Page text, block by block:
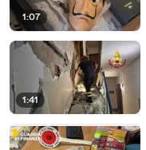
1:07
1:41